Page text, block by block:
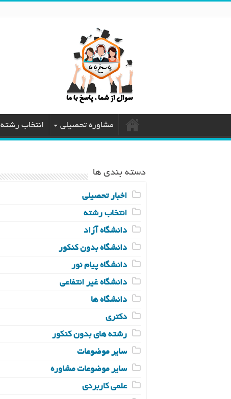
مشاوره تحصیلی انتخاب رشته
دسته بندی ها
اخبار تحصیلی
انتخاب رشته
دانشگاه آزاد
دانشگاه بدون کنکور
دانشگاه پیام نور
دانشگاه غیر انتفاعی
دانشگاه ها
دکتری
رشته های بدون کنکور
سایر موضوعات
سایر موضوعات مشاوره
علمی کاربردی